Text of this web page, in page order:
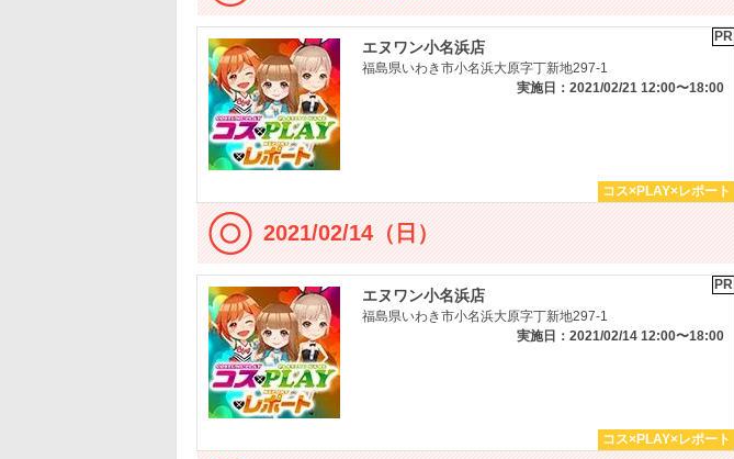
PR
エヌワン小名浜店
福島県いわき市小名浜大原字丁新地297-1
実施日：2021/02/21 12:00〜18:00
コス×PLAY×レポート
2021/02/14（日）
PR
エヌワン小名浜店
福島県いわき市小名浜大原字丁新地297-1
実施日：2021/02/14 12:00〜18:00
コス×PLAY×レポート